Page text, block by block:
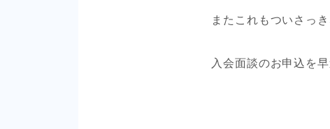
またこれもついさっ
入会面談のお申込を